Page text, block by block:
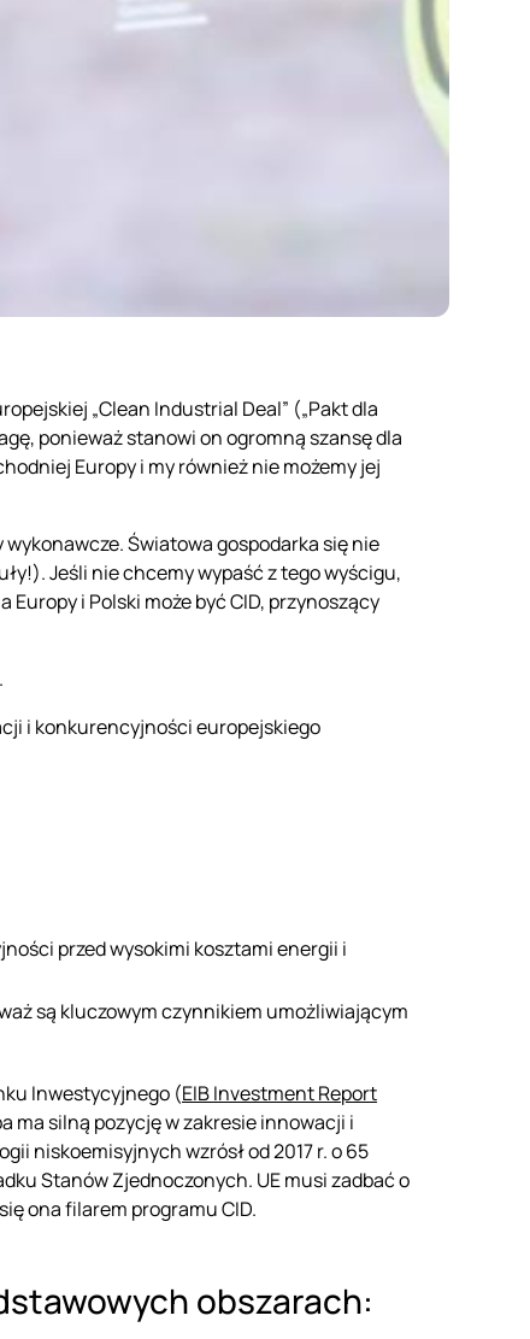
„Clean Industrial Deal” („Pakt dla
ponieważ stanowi on ogromną szansę dla
Europy i my również nie możemy jej
Światowa gospodarka się nie
Jeśli nie chcemy wypaść z tego wyścigu,
i Polski może być CID, przynoszący
i konkurencyjności europejskiego
przed wysokimi kosztami energii i
są kluczowym czynnikiem umożliwiającym
Inwestycyjnego (EIB Investment Report
ma silną pozycję w zakresie innowacji i
niskoemisyjnych wzrósł od 2017 r. o 65
Stanów Zjednoczonych. UE musi zadbać o
ona filarem programu CID.
obszarach: